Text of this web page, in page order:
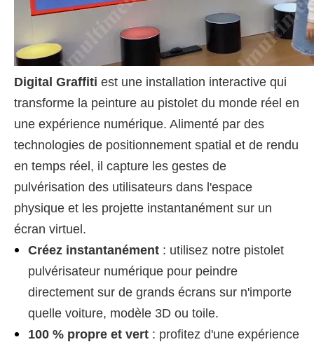
Digital Graffiti est une installation interactive qui
transforme la peinture au pistolet du monde réel en
une expérience numérique. Alimenté par des
technologies de positionnement spatial et de rendu
en temps réel, il capture les gestes de
pulvérisation des utilisateurs dans l'espace
physique et les projette instantanément sur un
écran virtuel.
Créez instantanément : utilisez notre pistolet
pulvérisateur numérique pour peindre
directement sur de grands écrans sur n'importe
quelle voiture, modèle 3D ou toile.
100 % propre et vert : profitez d'une expérience